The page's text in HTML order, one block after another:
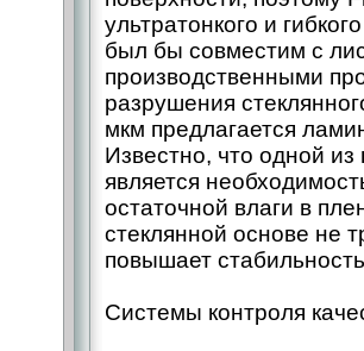
ультратонкого и
был бы совместим с
производственными
разрушения
мкм предлагается
Известно, что одной
является
остаточной влаги в
стеклянной основе не
повышает
Системы контроля